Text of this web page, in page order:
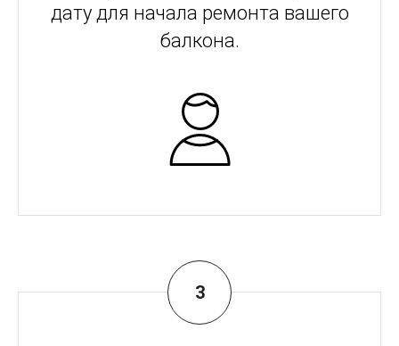
дату для начала ремонта вашего
балкона.